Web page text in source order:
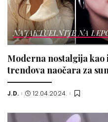
NAJAKTUELNIJE NA
Moderna nostalgija kao
trendova naočara za
Posted
J.D. 12.04.2024.